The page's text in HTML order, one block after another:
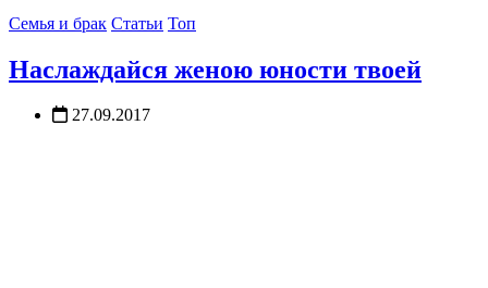
Семья и брак Статьи Топ
Наслаждайся женою юности твоей
27.09.2017